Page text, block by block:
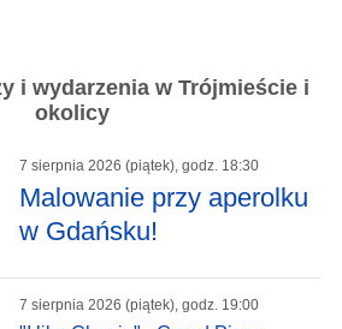
i wydarzenia w Trójmieście i
okolicy
7 sierpnia 2026 (piątek), godz. 18:30
Malowanie przy aperolku
w Gdańsku!
7 sierpnia 2026 (piątek), godz. 19:00